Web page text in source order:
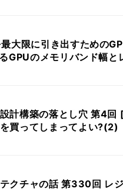
大限に引き出すための
GPUのメモリバンド幅と
計構築の落とし穴 第4回
買ってしまってよい?(2)
クチャの話 第330回 レ